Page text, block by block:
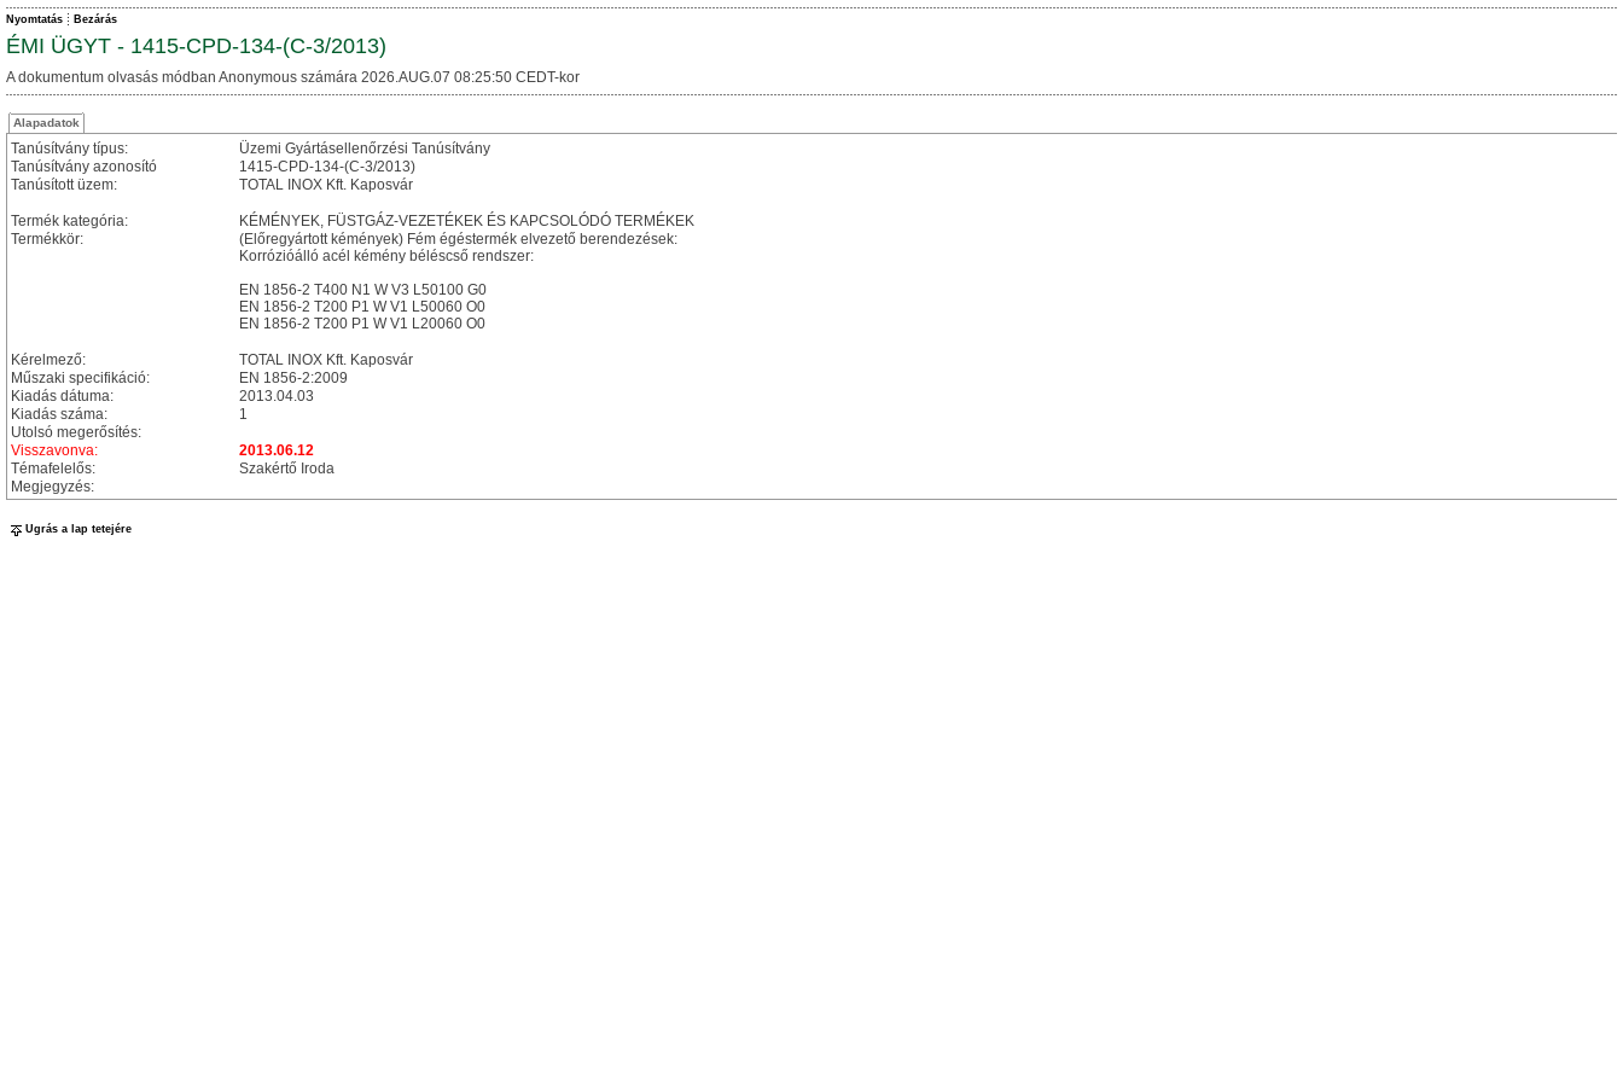
Nyomtatás Bezárás
ÉMI ÜGYT - 1415-CPD-134-(C-3/2013)
A dokumentum olvasás módban Anonymous számára 2026.AUG.07 08:25:50 CEDT-kor
Alapadatok
Tanúsítvány típus:
Üzemi Gyártásellenőrzési Tanúsítvány
Tanúsítvány azonosító
1415-CPD-134-(C-3/2013)
Tanúsított üzem:
TOTAL INOX Kft. Kaposvár
Termék kategória:
KÉMÉNYEK, FÜSTGÁZ-VEZETÉKEK ÉS KAPCSOLÓDÓ TERMÉKEK
Termékkör:
(Előregyártott kémények) Fém égéstermék elvezető berendezések:
Korrózióálló acél kémény béléscső rendszer:
EN 1856-2 T400 N1 W V3 L50100 G0
EN 1856-2 T200 P1 W V1 L50060 O0
EN 1856-2 T200 P1 W V1 L20060 O0
Kérelmező:
TOTAL INOX Kft. Kaposvár
Műszaki specifikáció:
EN 1856-2:2009
Kiadás dátuma:
2013.04.03
Kiadás száma:
1
Utolsó megerősítés:
Visszavonva:
2013.06.12
Témafelelős:
Szakértő Iroda
Megjegyzés:
Ugrás a lap tetejére